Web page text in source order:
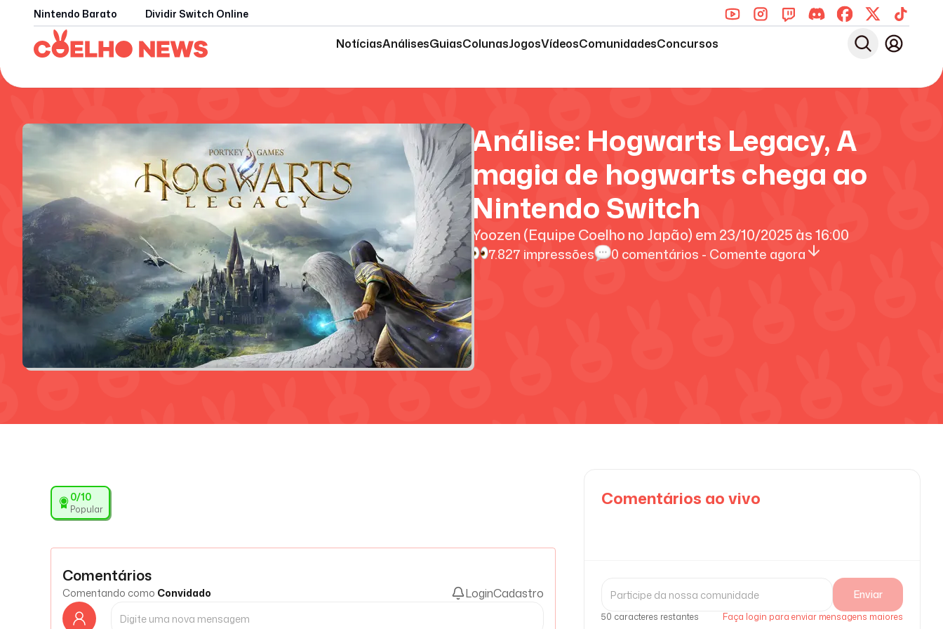
Nintendo Barato Dividir Switch Online
NotíciasAnálisesGuiasColunasJogosVídeosComunidadesConcursos
Análise: Hogwarts Legacy, A
magia de hogwarts chega ao
Nintendo Switch
Yoozen (Equipe Coelho no Japão) em 23/10/2025 às16:00
7.827 impressões 0 comentários - Comente agora
0/10
Popular
Comentários
Comentando como Convidado LoginCadastro
Comentários ao vivo
Enviar
50 caracteres restantes Faça login para enviar mensagens maiores